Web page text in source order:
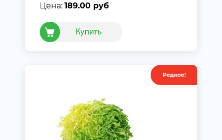
Цена: 189.00 руб
Редкое!